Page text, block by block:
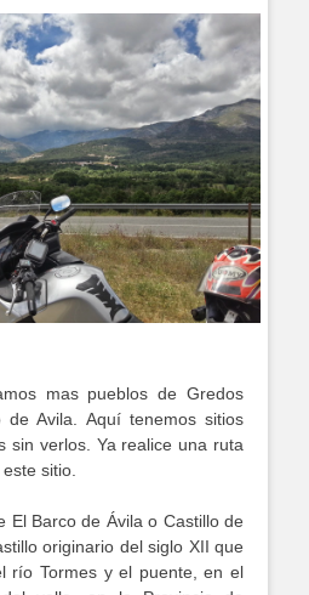
mas pueblos de Gredos
Avila. Aquí tenemos sitios
sin verlos. Ya realice una ruta
sitio.
El Barco de Ávila o Castillo de
originario del siglo XII que
río Tormes y el puente, en el